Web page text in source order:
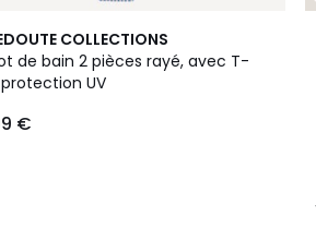
COLLECTIONS
de bain 2 pièces rayé, avec T-
UV
€